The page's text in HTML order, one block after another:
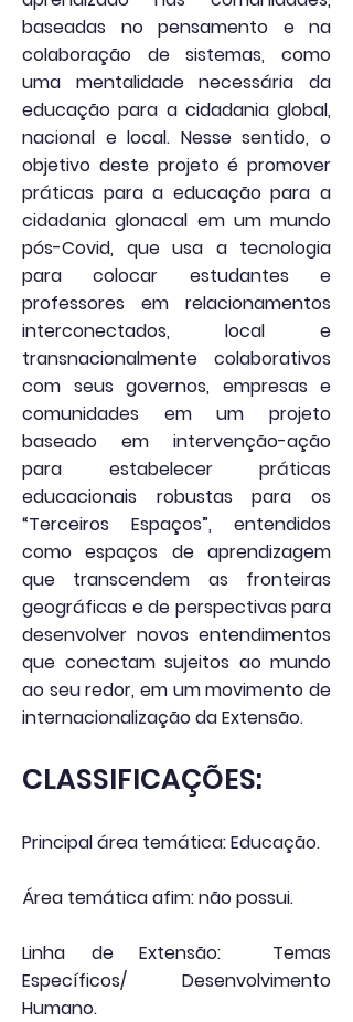
baseadas no pensamento e na
colaboração de sistemas, como
uma mentalidade necessária da
educação para a cidadania global,
nacional e local. Nesse sentido, o
objetivo deste projeto é promover
práticas para a educação para a
cidadania glonacal em um mundo
pós-Covid, que usa a tecnologia
para colocar estudantes e
professores em relacionamentos
interconectados, local e
transnacionalmente colaborativos
com seus governos, empresas e
comunidades em um projeto
baseado em intervenção-ação
para estabelecer práticas
educacionais robustas para os
“Terceiros Espaços”, entendidos
como espaços de aprendizagem
que transcendem as fronteiras
geográficas e de perspectivas para
desenvolver novos entendimentos
que conectam sujeitos ao mundo
ao seu redor, em um movimento de
internacionalização da Extensão.
CLASSIFICAÇÕES:
Principal área temática: Educação.
Área temática afim: não possui.
Linha de Extensão: Temas
Específicos/ Desenvolvimento
Humano.